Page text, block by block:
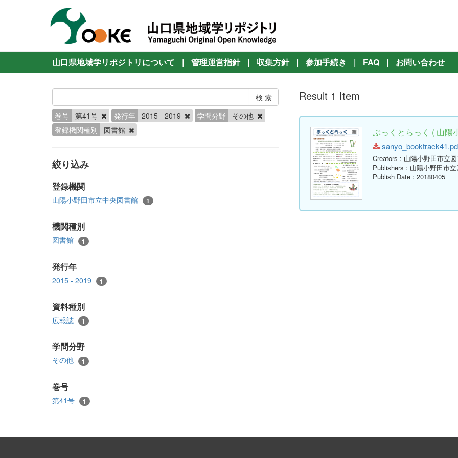
山口県地域学リポジトリについて | 管理運営指針 | 収集方針 | 参加手続き | FAQ | お問い合わせ
巻号 第41号 発行年 2015 - 2019 学問分野
その他
登録機関種別
図書館
絞り込み
登録機関
山陽小野田市立中央図書館 1
機関種別
図書館 1
発行年
2015 - 2019 1
資料種別
広報誌 1
学問分野
その他 1
巻号
第41号 1
Result 1 Item
ぶっくとらっく ( 山陽
Creators : 山陽小野田市立
Publishers : 山陽小野田市
Publish Date : 20180405